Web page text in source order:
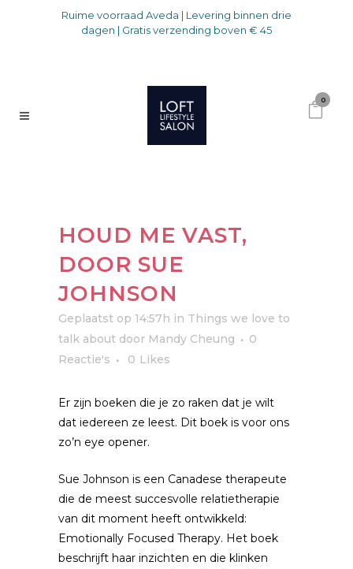
Ruime voorraad Aveda | Levering binnen drie
dagen | Gratis verzending boven € 45
0
HOUD ME VAST,
DOOR SUE
JOHNSON
Geplaatst op 14:57h in Things we love to
talk about door Mandy Cheung
0
Reactie's
0 Likes
Er zijn boeken die je zo raken dat je wilt
dat iedereen ze leest. Dit boek is voor ons
zo’n eye opener.
Sue Johnson is een Canadese therapeute
die de meest succesvolle relatietherapie
van dit moment heeft ontwikkeld:
Emotionally Focused Therapy. Het boek
beschrijft haar inzichten en die klinken